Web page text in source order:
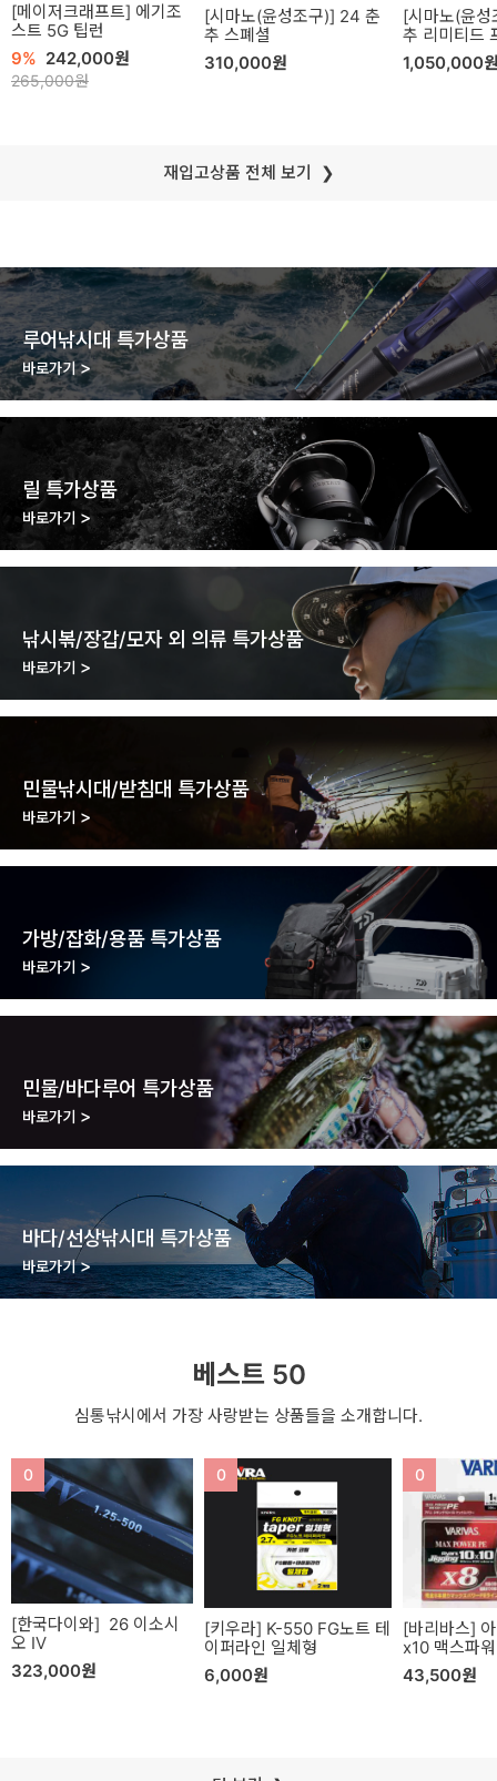
메이저크래프트 에기조
스트 5G 팁런
9
242,000원
265,000
시마노(윤성조구) 24 춘
추 스폐셜
310,000원
시마노(윤성
추 리미티드
1,050,000
재입고상품 전체 보기
루어낚시대 특가상품
바로가기
릴 특가상품
바로가기
낚시볶/장갑/모자 외 의류 특가상품
바로가기
민물낚시대/받침대 특가상품
바로가기
가방/잡화/용품 특가상품
바로가기
민물/바다루어 특가상품
바로가기
바다/선상낚시대 특가상품
바로가기
베스트 50
심통낚시에서 가장 사랑받는 상품들을 소개합니다.
한국다이와
26 이소시
오 Ⅳ
323,000원
키우라 K-550 FG노트 테
이퍼라인 일체형
6,000원
바리바스
x10 맥스파
m (텐바이텐)
43,500원